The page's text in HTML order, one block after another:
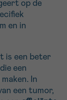
op de
en in
is een beter
die een
In
een tumor,